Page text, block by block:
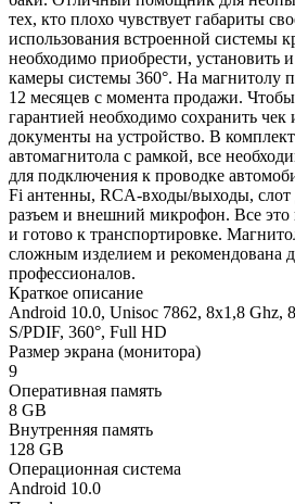
тех, кто плохо чувствует габариты
использования встроенной системы
необходимо приобрести, установить
камеры системы 360°. На магнитолу
12 месяцев с момента продажи. Чтобы
гарантией необходимо сохранить
документы на устройство. В
автомагнитола с рамкой, все
для подключения к проводке
Fi антенны, RCA-входы/выходы, слот
разъем и внешний микрофон. Все это
и готово к транспортировке.
сложным изделием и рекомендована
профессионалов.
Краткое описание
Android 10.0, Unisoc 7862, 8х1,8 Ghz,
S/PDIF, 360°, Full HD
Размер экрана (монитора)
9
Оперативная память
8 GB
Внутренняя память
128 GB
Операционная система
Android 10.0